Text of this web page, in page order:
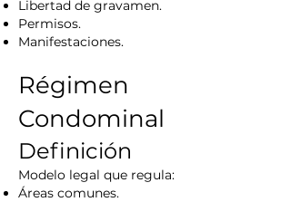
Libertad de gravamen.
Permisos.
Manifestaciones.
Régimen
Condominal
Definición
Modelo legal que regula:
Áreas comunes.